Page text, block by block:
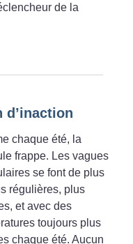
de la
d’inaction
chaque été, la
frappe. Les vagues
se font de plus
régulières, plus
et avec des
toujours plus
chaque été. Aucun